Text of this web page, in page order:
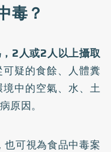
毒？
2人或2人以上攝取
可疑的食餘、人體糞
中的空氣、水、土
原因。
也可視為食品中毒案